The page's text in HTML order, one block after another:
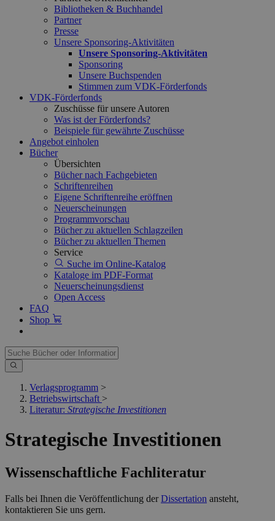
Bibliotheken & Buchhandel
Partner
Presse
Unsere Sponsoring-Aktivitäten
Unsere Sponsoring-Aktivitäten
Sponsoring
Unsere Buchspenden
Stimmen zum VDK-Förderfonds
VDK-Förderfonds
Zuschüsse für unsere Autoren
Was ist der Förderfonds?
Beispiele für gewährte Zuschüsse
Angebot einholen
Bücher
Übersichten
Bücher nach Fachgebieten
Schriftenreihen
Eigene Schriftenreihe eröffnen
Neuerscheinungen
Programmvorschau
Bücher zu aktuellen Schlagzeilen
Bücher zu aktuellen Themen
Service
Suche im Online-Katalog
Kataloge im PDF-Format
Neuerscheinungsdienst
Open Access
FAQ
Shop
Verlagsprogramm >
Betriebswirtschaft >
Literatur: Strategische Investitionen
Strategische Investitionen
Wissenschaftliche Fachliteratur
Falls bei Ihnen die Veröffentlichung derDissertation ansteht,
kontaktieren Sie uns gern.